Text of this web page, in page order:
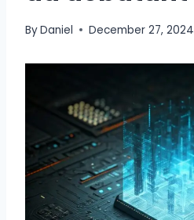
ByDaniel December 27, 2024